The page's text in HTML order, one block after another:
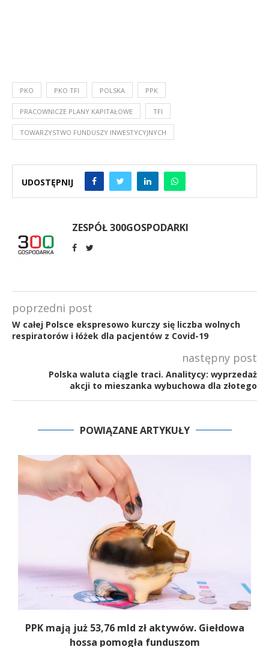
PKO PKO TFI POLSKA PPK
PRACOWNICZE PLANY KAPITAŁOWE TFI
TOWARZYSTWO FUNDUSZY INWESTYCYJNYCH
UDOSTĘPNIJ
ZESPÓŁ 300GOSPODARKI
poprzedni post
W całej Polsce ekspresowo kurczy się liczba wolnych
respiratorów i łóżek dla pacjentów z Covid-19
następny post
Polska waluta ciągle traci. Analitycy: wyprzedaż
akcji to mieszanka wybuchowa dla złotego
POWIĄZANE ARTYKUŁY
PPK mają już 53,76 mld zł aktywów. Giełdowa
hossa pomogła funduszom